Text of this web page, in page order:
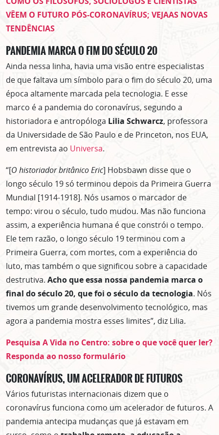
VÊEM O FUTURO PÓS-CORONAVÍRUS; VEJAAS NOVAS
TENDÊNCIAS
PANDEMIA MARCA O FIM DO SÉCULO 20
Ainda nessa linha, havia uma visão entre especialistas
de que faltava um símbolo para o fim do século 20, uma
época altamente marcada pela tecnologia. E esse
marco é a pandemia do coronavírus, segundo a
historiadora e antropóloga Lilia Schwarcz, professora
da Universidade de São Paulo e de Princeton, nos EUA,
em entrevista ao Universa.
“[O historiador britânico Eric] Hobsbawn disse que o
longo século 19 só terminou depois da Primeira Guerra
Mundial [1914-1918]. Nós usamos o marcador de
tempo: virou o século, tudo mudou. Mas não funciona
assim, a experiência humana é que constrói o tempo.
Ele tem razão, o longo século 19 terminou com a
Primeira Guerra, com mortes, com a experiência do
luto, mas também o que significou sobre a capacidade
destrutiva. Acho que essa nossa pandemia marca o
final do século 20, que foi o século da tecnologia. Nós
tivemos um grande desenvolvimento tecnológico, mas
agora a pandemia mostra esses limites”, diz Lilia.
Pesquisa A Vida no Centro: sobre o que você quer ler?
Responda ao nosso formulário
CORONAVÍRUS, UM ACELERADOR DE FUTUROS
Vários futuristas internacionais dizem que o
coronavírus funciona como um acelerador de futuros. A
pandemia antecipa mudanças que já estavam em